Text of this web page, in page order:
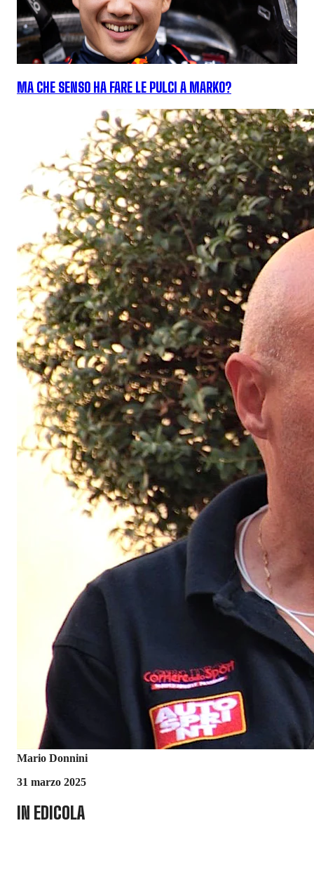
MA CHE SENSO HA FARE LE PULCI A MARKO?
Mario Donnini
31 marzo 2025
IN EDICOLA